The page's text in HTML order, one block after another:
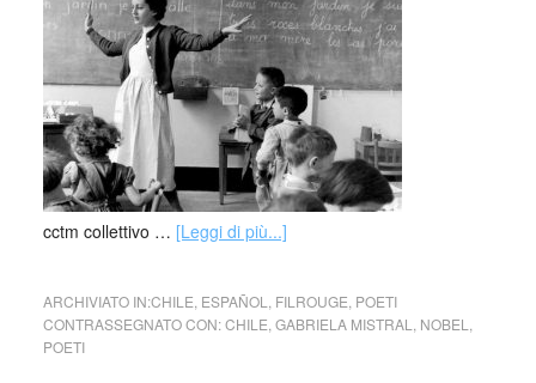
cctm collettivo … [Leggi di più...]
ARCHIVIATO IN:CHILE ESPAÑOL FILROUGE POETI
CONTRASSEGNATO CON:CHILE GABRIELA MISTRAL NOBEL
POETI